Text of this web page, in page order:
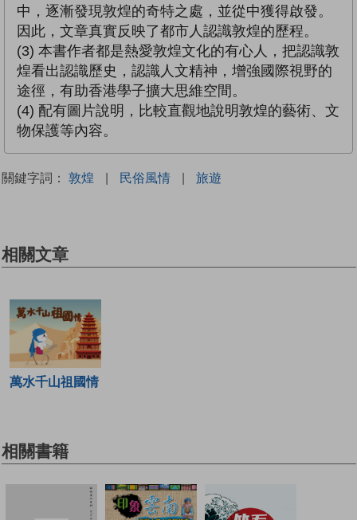
中，逐漸發現敦煌的奇特之處，並從中獲得啟發。
因此，文章真實反映了都市人認識敦煌的歷程。
(3) 本書作者都是熱愛敦煌文化的有心人，把認識敦
煌看出認識歷史，認識人文精神，增強國際視野的
途徑，有助香港學子擴大思維空間。
(4) 配有圖片說明，比較直觀地說明敦煌的藝術、文
物保護等內容。
關鍵字詞： 敦煌 | 民俗風情 | 旅遊
相關文章
萬水千山祖國情
相關書籍